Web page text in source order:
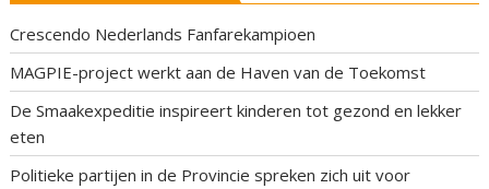
Crescendo Nederlands Fanfarekampioen
MAGPIE-project werkt aan de Haven van de Toekomst
De Smaakexpeditie inspireert kinderen tot gezond en lekker
eten
Politieke partijen in de Provincie spreken zich uit voor